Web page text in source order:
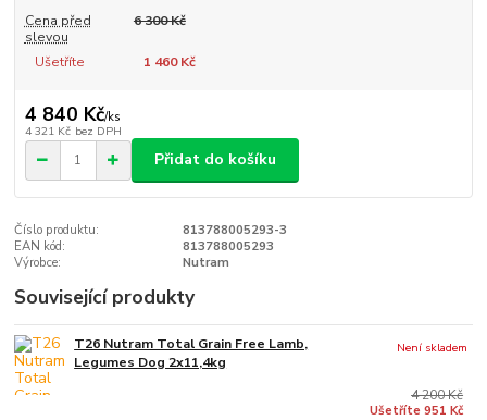
Cena před
slevou
6 300 Kč
Ušetříte 1 460 Kč
4 840 Kč/ks
4 321 Kč bez DPH
Přidat do košíku
Číslo produktu:
813788005293-3
EAN kód:
813788005293
Výrobce:
Nutram
Související produkty
T26 Nutram Total Grain Free Lamb,
Legumes Dog 2x11,4kg
4 200 Kč
Ušetříte 951 Kč
Není skladem